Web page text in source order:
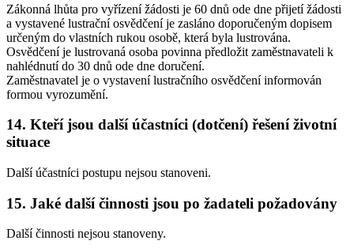
Zákonná lhůta pro vyřízení žádosti je 60 dnů ode dne přijetí žádosti
a vystavené lustrační osvědčení je zasláno doporučeným dopisem
určeným do vlastních rukou osobě, která byla lustrována.
Osvědčení je lustrovaná osoba povinna předložit zaměstnavateli k
nahlédnutí do 30 dnů ode dne doručení.
Zaměstnavatel je o vystavení lustračního osvědčení informován
formou vyrozumění.
14. Kteří jsou další účastníci (dotčení) řešení životní
situace
Další účastníci postupu nejsou stanoveni.
15. Jaké další činnosti jsou po žadateli požadovány
Další činnosti nejsou stanoveny.